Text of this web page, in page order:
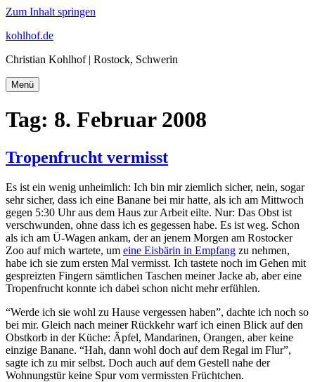
Zum Inhalt springen
kohlhof.de
Christian Kohlhof | Rostock, Schwerin
Menü
Tag: 8. Februar 2008
Tropenfrucht vermisst
Es ist ein wenig unheimlich: Ich bin mir ziemlich sicher, nein, sogar
sehr sicher, dass ich eine Banane bei mir hatte, als ich am Mittwoch
gegen 5:30 Uhr aus dem Haus zur Arbeit eilte. Nur: Das Obst ist
verschwunden, ohne dass ich es gegessen habe. Es ist weg. Schon
als ich am Ü-Wagen ankam, der an jenem Morgen am Rostocker
Zoo auf mich wartete, um eine Eisbärin in Empfang zu nehmen,
habe ich sie zum ersten Mal vermisst. Ich tastete noch im Gehen mit
gespreizten Fingern sämtlichen Taschen meiner Jacke ab, aber eine
Tropenfrucht konnte ich dabei schon nicht mehr erfühlen.
“Werde ich sie wohl zu Hause vergessen haben”, dachte ich noch so
bei mir. Gleich nach meiner Rückkehr warf ich einen Blick auf den
Obstkorb in der Küche: Äpfel, Mandarinen, Orangen, aber keine
einzige Banane. “Hah, dann wohl doch auf dem Regal im Flur”,
sagte ich zu mir selbst. Doch auch auf dem Gestell nahe der
Wohnungstür keine Spur vom vermissten Früchtchen.